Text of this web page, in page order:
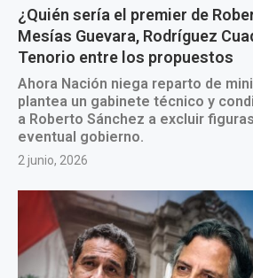
¿Quién sería el premier de
Mesías Guevara, Rodríguez
Tenorio entre los propuestos
Ahora Nación niega reparto de
plantea un gabinete técnico y
a Roberto Sánchez a excluir
eventual gobierno.
2 junio, 2026